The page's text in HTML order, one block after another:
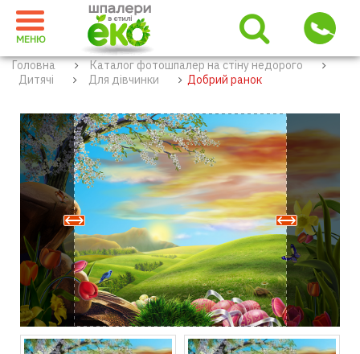
МЕНЮ
Головна
Каталог фотошпалер на стіну недорого
Дитячі
Для дівчинки Добрий ранок